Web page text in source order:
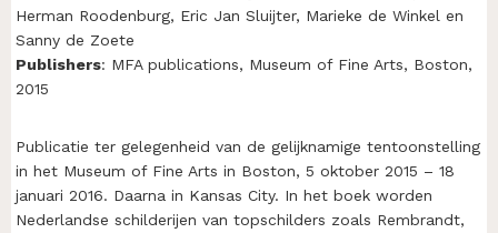
Herman Roodenburg, Eric Jan Sluijter, Marieke de Winkel en
Sanny de Zoete
Publishers: MFA publications, Museum of Fine Arts, Boston,
2015
Publicatie ter gelegenheid van de gelijknamige tentoonstelling
in het Museum of Fine Arts in Boston, 5 oktober 2015 – 18
januari 2016. Daarna in Kansas City. In het boek worden
Nederlandse schilderijen van topschilders zoals Rembrandt,